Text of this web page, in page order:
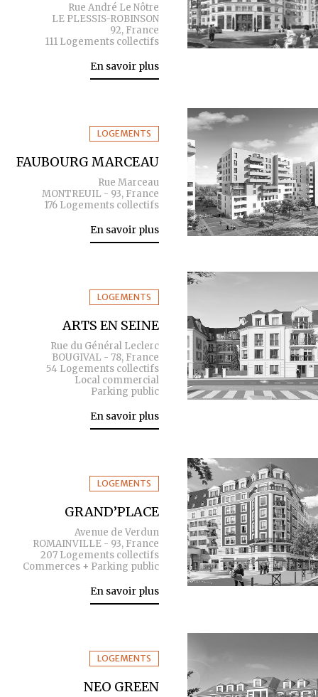
Rue André Le Nôtre
LE PLESSIS-ROBINSON
92, France
111 Logements collectifs
En savoir plus
LOGEMENTS
FAUBOURG MARCEAU
Rue Marceau
MONTREUIL - 93, France
176 Logements collectifs
En savoir plus
LOGEMENTS
ARTS EN SEINE
Rue du Général Leclerc
BOUGIVAL - 78, France
54 Logements collectifs
Local commercial
Parking public
En savoir plus
LOGEMENTS
GRAND’PLACE
Avenue de Verdun
ROMAINVILLE - 93, France
207 Logements collectifs
Commerces + Parking public
En savoir plus
LOGEMENTS
NEO GREEN